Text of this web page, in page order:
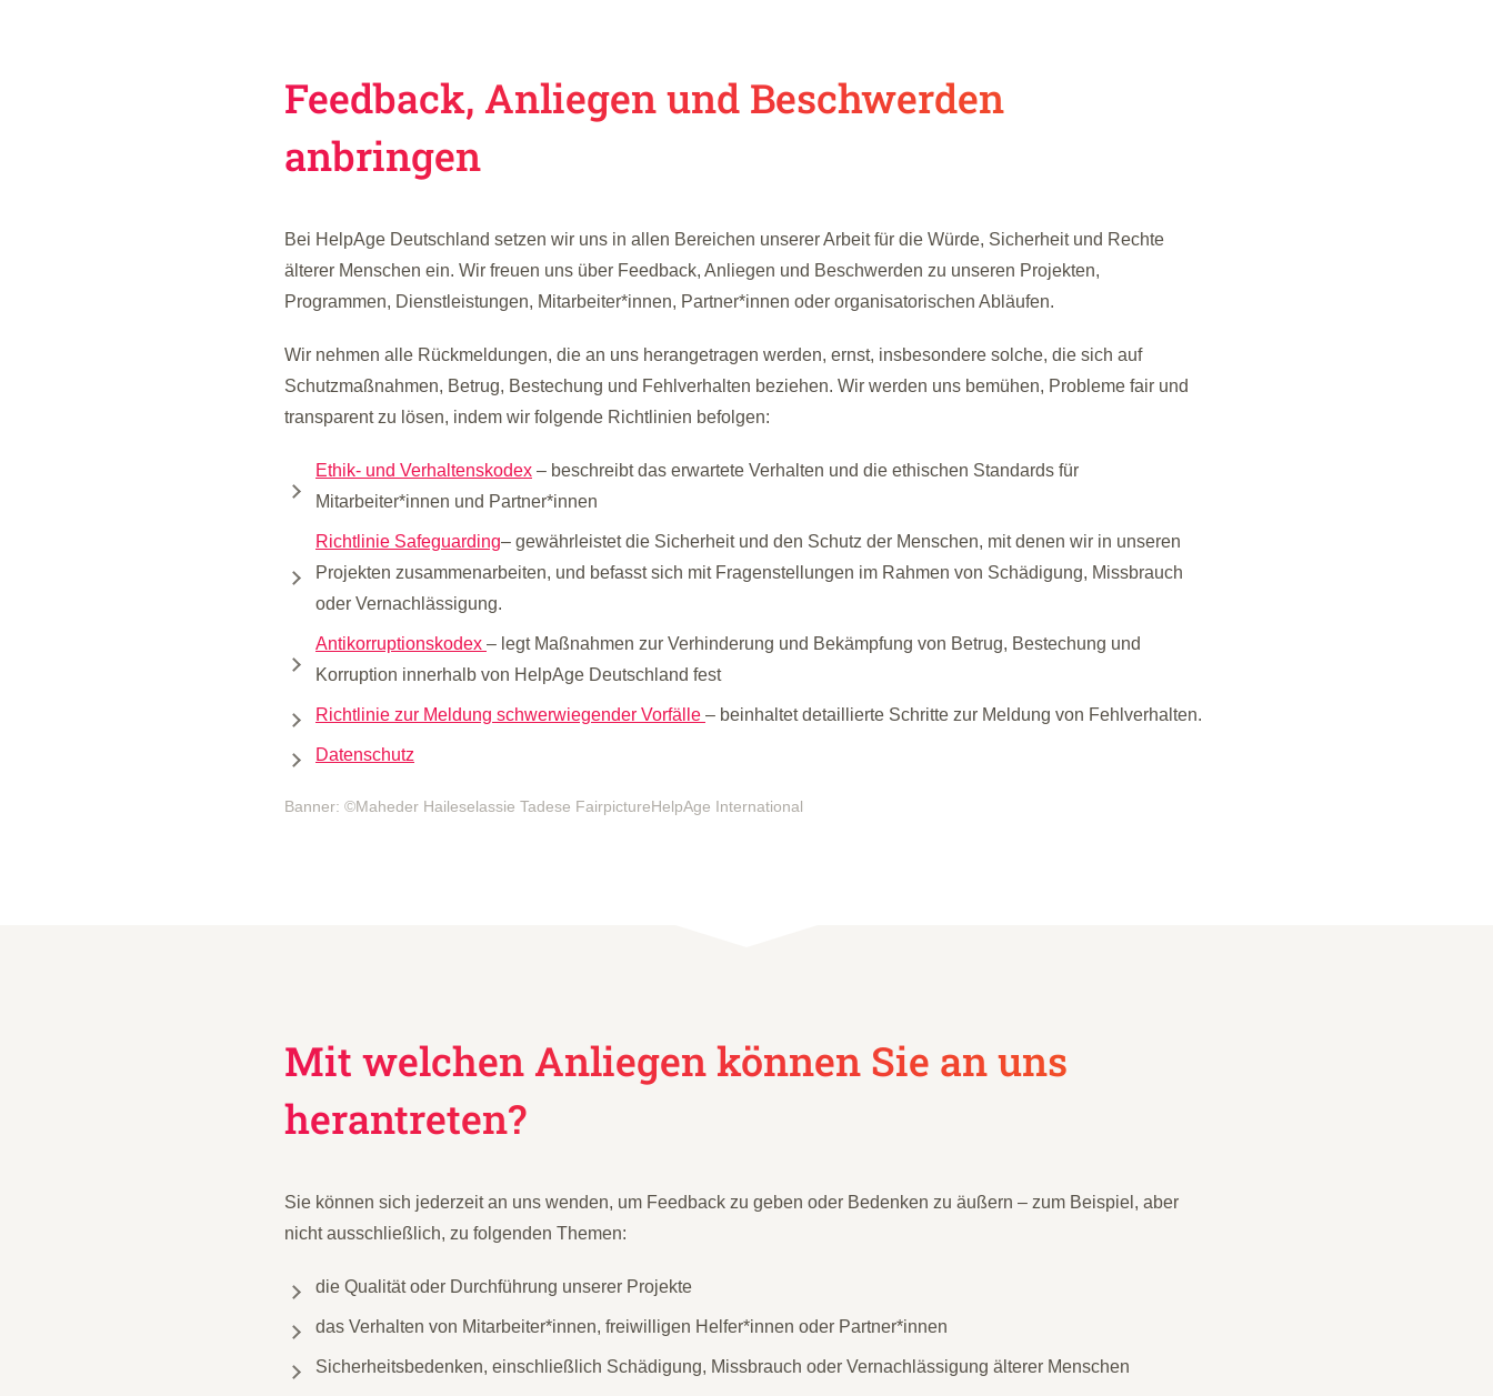
Feedback, Anliegen und Beschwerden
anbringen
Bei HelpAge Deutschland setzen wir uns in allen Bereichen unserer Arbeit für die Würde, Sicherheit und Rechte
älterer Menschen ein. Wir freuen uns über Feedback, Anliegen und Beschwerden zu unseren Projekten,
Programmen, Dienstleistungen, Mitarbeiter*innen, Partner*innen oder organisatorischen Abläufen.
Wir nehmen alle Rückmeldungen, die an uns herangetragen werden, ernst, insbesondere solche, die sich auf
Schutzmaßnahmen, Betrug, Bestechung und Fehlverhalten beziehen. Wir werden uns bemühen, Probleme fair und
transparent zu lösen, indem wir folgende Richtlinien befolgen:
Ethik- und Verhaltenskodex – beschreibt das erwartete Verhalten und die ethischen Standards für
Mitarbeiter*innen und Partner*innen
Richtlinie Safeguarding– gewährleistet die Sicherheit und den Schutz der Menschen, mit denen wir in unseren
Projekten zusammenarbeiten, und befasst sich mit Fragenstellungen im Rahmen von Schädigung, Missbrauch
oder Vernachlässigung.
Antikorruptionskodex – legt Maßnahmen zur Verhinderung und Bekämpfung von Betrug, Bestechung und
Korruption innerhalb von HelpAge Deutschland fest
Richtlinie zur Meldung schwerwiegender Vorfälle – beinhaltet detaillierte Schritte zur Meldung von Fehlverhalten.
Datenschutz
Banner: ©Maheder Haileselassie Tadese FairpictureHelpAge International
Mit welchen Anliegen können Sie an uns
herantreten?
Sie können sich jederzeit an uns wenden, um Feedback zu geben oder Bedenken zu äußern – zum Beispiel, aber
nicht ausschließlich, zu folgenden Themen:
die Qualität oder Durchführung unserer Projekte
das Verhalten von Mitarbeiter*innen, freiwilligen Helfer*innen oder Partner*innen
Sicherheitsbedenken, einschließlich Schädigung, Missbrauch oder Vernachlässigung älterer Menschen